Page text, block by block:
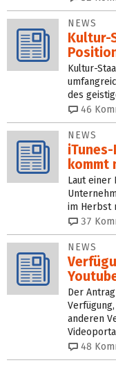
NEWS
Kultur-
Kultur-
des
46
NEWS
kommt
Laut einer
im Herbst
37
NEWS
Der
anderen
48